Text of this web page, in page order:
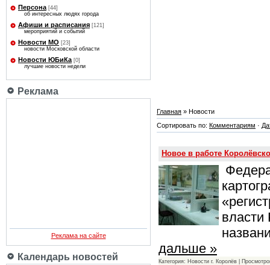
Персона [44]
об интересных людях города
Афиши и расписания [121]
мероприятий и событий
Новости МО [23]
новости Московской области
Новости ЮБиКа [0]
лучшие новости недели
Реклама
Реклама на сайте
Календарь новостей
Главная » Новости
Сортировать по: Комментариям ·
Новое в работе
дальше »
Категория: Новости г. Королёв |